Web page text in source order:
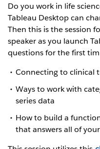
Do you work in life
Tableau Desktop can
Then this is the session
speaker as you launch
questions for the first
Connecting to clinical
Ways to work with
series data
How to build a
that answers all of